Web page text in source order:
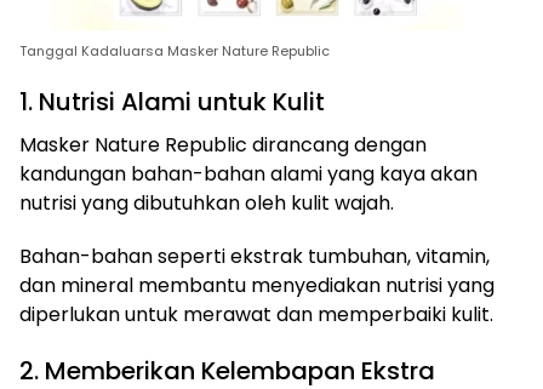
Tanggal Kadaluarsa Masker Nature Republic
1. Nutrisi Alami untuk Kulit
Masker Nature Republic dirancang dengan
kandungan bahan-bahan alami yang kaya akan
nutrisi yang dibutuhkan oleh kulit wajah.
Bahan-bahan seperti ekstrak tumbuhan, vitamin,
dan mineral membantu menyediakan nutrisi yang
diperlukan untuk merawat dan memperbaiki kulit.
2. Memberikan Kelembapan Ekstra